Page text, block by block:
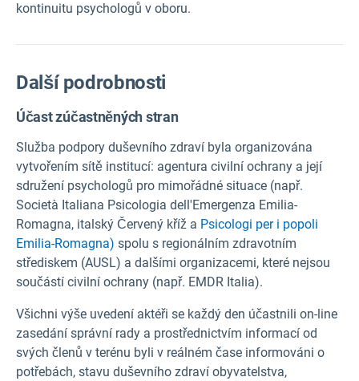
kontinuitu psychologů v oboru.
Další podrobnosti
Účast zúčastněných stran
Služba podpory duševního zdraví byla organizována
vytvořením sítě institucí: agentura civilní ochrany a její
sdružení psychologů pro mimořádné situace (např.
Società Italiana Psicologia dell'Emergenza Emilia-
Romagna, italský Červený kříž a Psicologi per i popoli
Emilia-Romagna) spolu s regionálním zdravotním
střediskem (AUSL) a dalšími organizacemi, které nejsou
součástí civilní ochrany (např. EMDR Italia).
Všichni výše uvedení aktéři se každý den účastnili on-line
zasedání správní rady a prostřednictvím informací od
svých členů v terénu byli v reálném čase informováni o
potřebách, stavu duševního zdraví obyvatelstva,